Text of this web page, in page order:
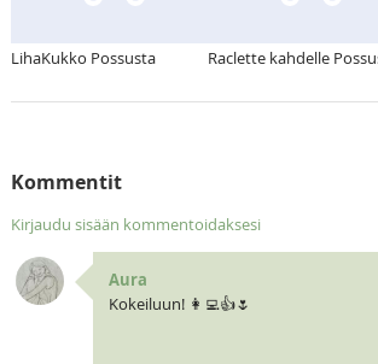
LihaKukko Possusta Raclette kahdelle
Kommentit
Kirjaudu sisään kommentoidaksesi
Aura
Kokeiluun! 👩‍💻👍🌷